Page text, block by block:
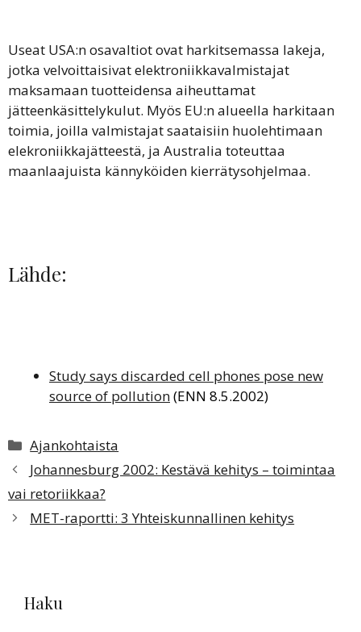
Useat USA:n osavaltiot ovat harkitsemassa lakeja,
jotka velvoittaisivat elektroniikkavalmistajat
maksamaan tuotteidensa aiheuttamat
jätteenkäsittelykulut. Myös EU:n alueella harkitaan
toimia, joilla valmistajat saataisiin huolehtimaan
elekroniikkajätteestä, ja Australia toteuttaa
maanlaajuista kännyköiden kierrätysohjelmaa.
Lähde:
Study says discarded cell phones pose new
source of pollution(ENN 8.5.2002)
Kategoriat
Ajankohtaista
Johannesburg 2002: Kestävä kehitys – toimintaa
vai retoriikkaa?
MET-raportti: 3 Yhteiskunnallinen kehitys
Haku